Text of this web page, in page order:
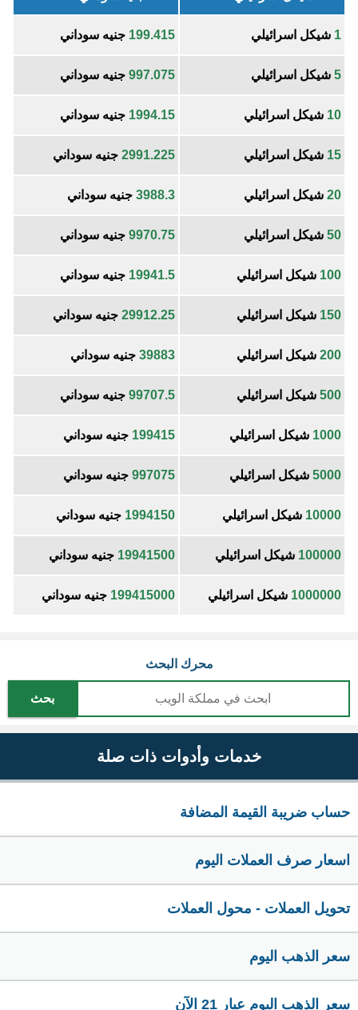
1 شيكل اسرائيلي 199.415 جنيه سوداني
5 شيكل اسرائيلي 997.075 جنيه سوداني
10 شيكل اسرائيلي 1994.15 جنيه سوداني
15 شيكل اسرائيلي 2991.225 جنيه سوداني
20 شيكل اسرائيلي 3988.3 جنيه سوداني
50 شيكل اسرائيلي 9970.75 جنيه سوداني
100 شيكل اسرائيلي 19941.5 جنيه سوداني
150 شيكل اسرائيلي 29912.25 جنيه سوداني
200 شيكل اسرائيلي 39883 جنيه سوداني
500 شيكل اسرائيلي 99707.5 جنيه سوداني
1000 شيكل اسرائيلي 199415 جنيه سوداني
5000 شيكل اسرائيلي 997075 جنيه سوداني
10000 شيكل اسرائيلي 1994150 جنيه سوداني
100000 شيكل اسرائيلي 19941500 جنيه سوداني
1000000 شيكل اسرائيلي 199415000 جنيه سوداني
محرك البحث
بحث
خدمات وأدوات ذات صلة
حساب ضريبة القيمة المضافة
اسعار صرف العملات اليوم
تحويل العملات - محول العملات
سعر الذهب اليوم
سعر الذهب اليوم عيار 21 الآن